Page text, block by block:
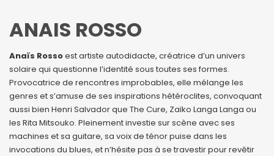
ANAIS ROSSO
Anaïs Rossoest artiste autodidacte, créatrice d’un univers
solaire qui questionne l’identité sous toutes ses formes.
Provocatrice de rencontres improbables, elle mélange les
genres et s’amuse de ses inspirations hétéroclites, convoquant
aussi bien Henri Salvador que The Cure, Zaïko Langa Langa ou
les Rita Mitsouko. Pleinement investie sur scène avec ses
machines et sa guitare, sa voix de ténor puise dans les
invocations du blues, et n’hésite pas à se travestir pour revêtir